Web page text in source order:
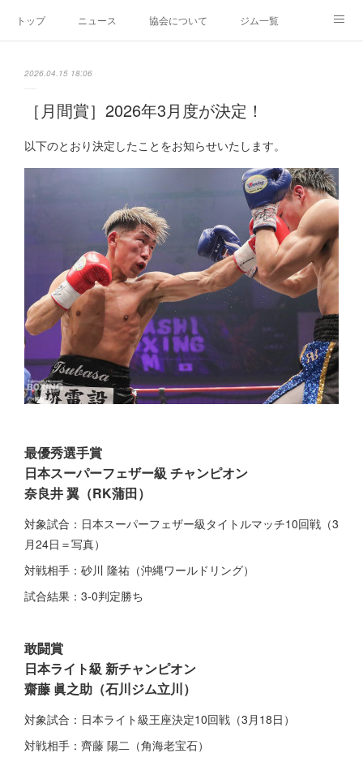
トップ ニュース 協会について ジム一覧
2026.04.15 18:06
［月間賞］2026年3月度が決定！
以下のとおり決定したことをお知らせいたします。
最優秀選手賞
日本スーパーフェザー級 チャンピオン
奈良井 翼（RK蒲田）
対象試合：日本スーパーフェザー級タイトルマッチ10回戦（3
月24日＝写真）
対戦相手：砂川 隆祐（沖縄ワールドリング）
試合結果：3-0判定勝ち
敢闘賞
日本ライト級 新チャンピオン
齋藤 眞之助（石川ジム立川）
対象試合：日本ライト級王座決定10回戦（3月18日）
対戦相手：齊藤 陽二（角海老宝石）